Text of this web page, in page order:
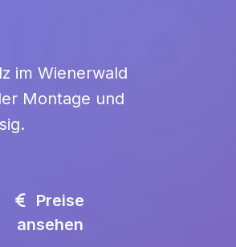
im Wienerwald
Montage und
Preise
ansehen